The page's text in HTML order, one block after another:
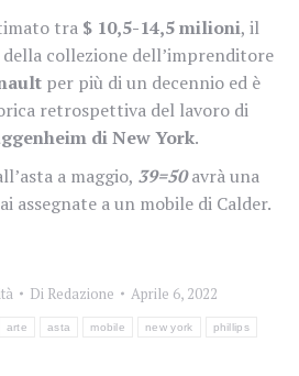
tra $ 10,5-14,5 milioni, il
collezione dell’imprenditore
per più di un decennio ed è
retrospettiva del lavoro di
di New York.
a maggio, 39=50avrà una
assegnate a un mobile di Calder.
Di Redazione
Aprile 6, 2022
arte asta mobile new york phillips